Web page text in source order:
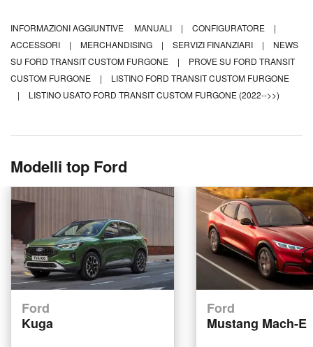
INFORMAZIONI AGGIUNTIVE MANUALI | CONFIGURATORE
|
ACCESSORI
| MERCHANDISING | SERVIZI FINANZIARI |
NEWS
SU FORD TRANSIT CUSTOM FURGONE
|
PROVE SU FORD TRANSIT
CUSTOM FURGONE
|
LISTINO FORD TRANSIT CUSTOM FURGONE
|
LISTINO USATO FORD TRANSIT CUSTOM FURGONE (2022-->>)
Modelli top Ford
Ford
Kuga
Ford
Mustang Mach-E